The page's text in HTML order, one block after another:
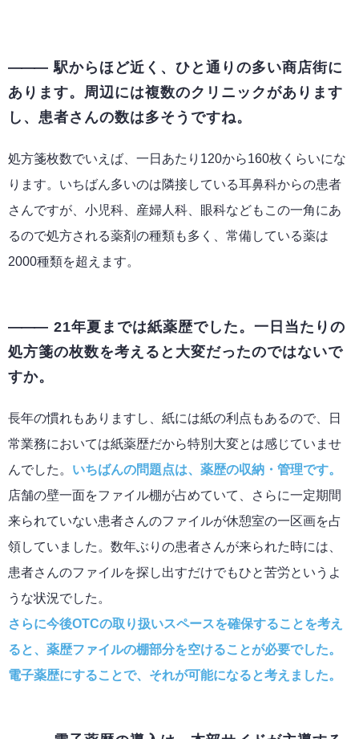
駅からほど近く、ひと通りの多い商店街に
あります。周辺には複数のクリニックがあります
し、患者さんの数は多そうですね。
処方箋枚数でいえば、一日あたり120から160枚くらいにな
ります。いちばん多いのは隣接している耳鼻科からの患者
さんですが、小児科、産婦人科、眼科などもこの一角にあ
るので処方される薬剤の種類も多く、常備している薬は
2000種類を超えます。
21年夏までは紙薬歴でした。一日当たりの
処方箋の枚数を考えると大変だったのではないで
すか。
長年の慣れもありますし、紙には紙の利点もあるので、日
常業務においては紙薬歴だから特別大変とは感じていませ
んでした。 いちばんの問題点は、薬歴の収納・管理です。
店舗の壁一面をファイル棚が占めていて、さらに一定期間
来られていない患者さんのファイルが休憩室の一区画を占
領していました。数年ぶりの患者さんが来られた時には、
患者さんのファイルを探し出すだけでもひと苦労というよ
うな状況でした。
さらに今後OTCの取り扱いスペースを確保することを考え
ると、薬歴ファイルの棚部分を空けることが必要でした。
電子薬歴にすることで、それが可能になると考えました。